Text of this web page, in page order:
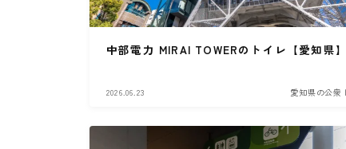
中部電力 MIRAI TOWERのトイレ【愛知県】
2026.06.23 愛知県の公衆